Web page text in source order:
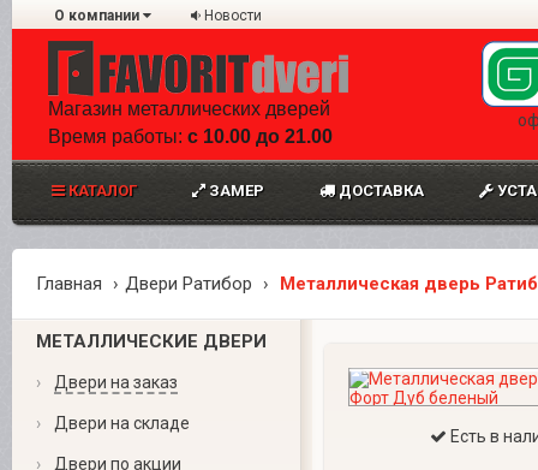
О компании Новости
Магазин металлических дверей
Время работы: с 10.00 до 21.00
КАТАЛОГ ЗАМЕР ДОСТАВКА
Главная Двери Ратибор Металлическая дверь
МЕТАЛЛИЧЕСКИЕ ДВЕРИ
› Двери на заказ
› Двери на складе
› Двери по акции
Есть в